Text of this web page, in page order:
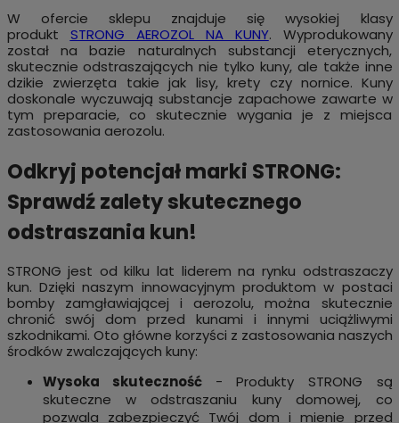
W ofercie sklepu znajduje się wysokiej klasy
produkt STRONG AEROZOL NA KUNY. Wyprodukowany
został na bazie naturalnych substancji eterycznych,
skutecznie odstraszających nie tylko kuny, ale także inne
dzikie zwierzęta takie jak lisy, krety czy nornice. Kuny
doskonale wyczuwają substancje zapachowe zawarte w
tym preparacie, co skutecznie wygania je z miejsca
zastosowania aerozolu.
Odkryj potencjał marki STRONG:
Sprawdź zalety skutecznego
odstraszania kun!
STRONG jest od kilku lat liderem na rynku odstraszaczy
kun. Dzięki naszym innowacyjnym produktom w postaci
bomby zamgławiającej i aerozolu, można skutecznie
chronić swój dom przed kunami i innymi uciążliwymi
szkodnikami. Oto główne korzyści z zastosowania naszych
środków zwalczających kuny:
Wysoka skuteczność - Produkty STRONG są
skuteczne w odstraszaniu kuny domowej, co
pozwala zabezpieczyć Twój dom i mienie przed